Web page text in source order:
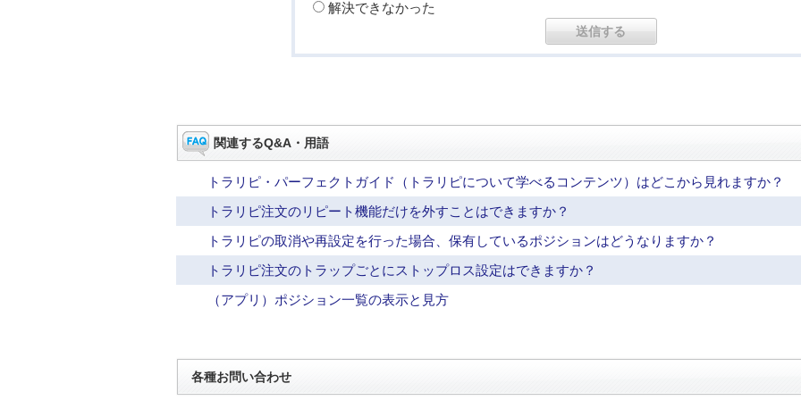
解決できなかった
関連するQ&A・用語
トラリピ・パーフェクトガイド（トラリピについて学べるコンテンツ）はどこから見れますか？
トラリピ注文のリピート機能だけを外すことはできますか？
トラリピの取消や再設定を行った場合、保有しているポジションはどうなりますか？
トラリピ注文のトラップごとにストップロス設定はできますか？
（アプリ）ポジション一覧の表示と見方
各種お問い合わせ